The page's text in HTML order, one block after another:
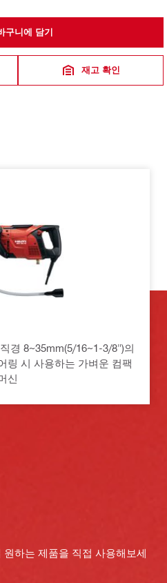
구니에 담기
재고 확인
경 8~35mm(5/16~1-3/8")의
링 시 사용하는 가벼운 컴팩
신
하는 제품을 직접 사용해보세